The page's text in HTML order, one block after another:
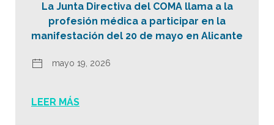
La Junta Directiva del COMA llama a la
profesión médica a participar en la
manifestación del 20 de mayo en Alicante
mayo 19, 2026
LEER MÁS